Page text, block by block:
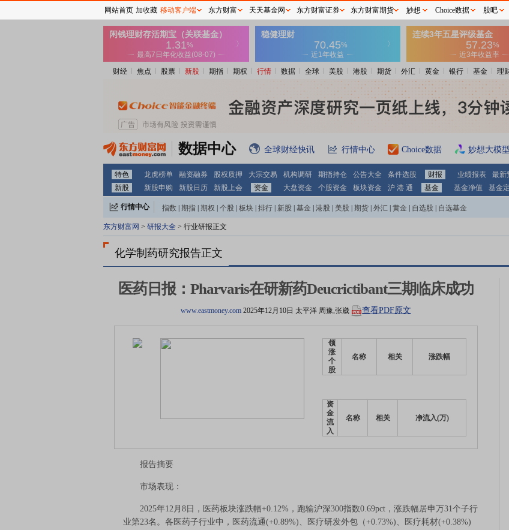
财经 焦点 股票 新股 期指 期权 行情 数据 全球 美股 港股 期货 外汇 黄金 银行 基金 理
数据中心 全球财经快讯 行情中心 Choice数据 妙想大模型
特色 龙虎榜单 融资融券 股权质押 大宗交易 机构调研 期指持仓 公告大全 条件选股 财报 业绩报表 最新
新股
新股申购 新股日历 新股上会 资金 大盘资金 个股资金 板块资金 沪 港 通 基金 基金净值 基金
行情中心 指数 期指 期权 个股 板块 排行 新股 基金 港股 美股 期货 外汇 黄金 自选股 自选基金
东方财富网 > 研报大全 > 行业研报正文
化学制药研究报告正文
医药日报：Pharvaris在研新药Deucrictibant三期临床成功
www.eastmoney.com 2025年12月10日 太平洋 周豫,张崴 查看PDF原文
领
涨
个
股
名称 相关 涨跌幅
资
金
流
入
名称 相关 净流入(万)
报告摘要
市场表现：
2025年12月8日，医药板块涨跌幅+0.12%，跑输沪深300指数0.69pct，涨跌幅居申万31个子行
业第23名。各医药子行业中，医药流通(+0.89%)、医疗研发外包（+0.73%)、医疗耗材(+0.38%)
网站首页 加收藏 移动客户端 东方财富 天天基金网 东方财富证券 东方财富期货 妙想 Choice数据 股吧